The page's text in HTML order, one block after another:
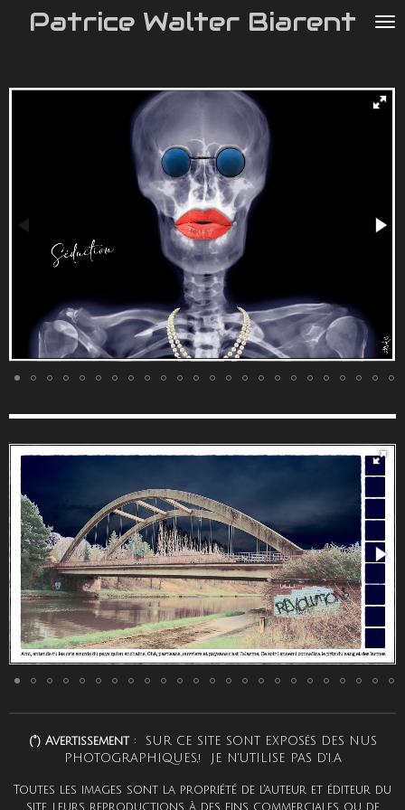
Passer
principal
Patrice Walter Biarent
(°) Avertissement: SUR CE SITE SONT EXPOSéS DES NUS
PHOTOGRAPHIQUES,! JE N'UTILISE PAS D'I.A
Toutes les images sont la propriété de l'auteur et éditeur du
site, leurs reproductions à des fins commerciales ou de